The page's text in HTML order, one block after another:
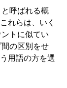
呼ばれる概
れらは、いく
トに似てい
の区別をせ
用語の方を選